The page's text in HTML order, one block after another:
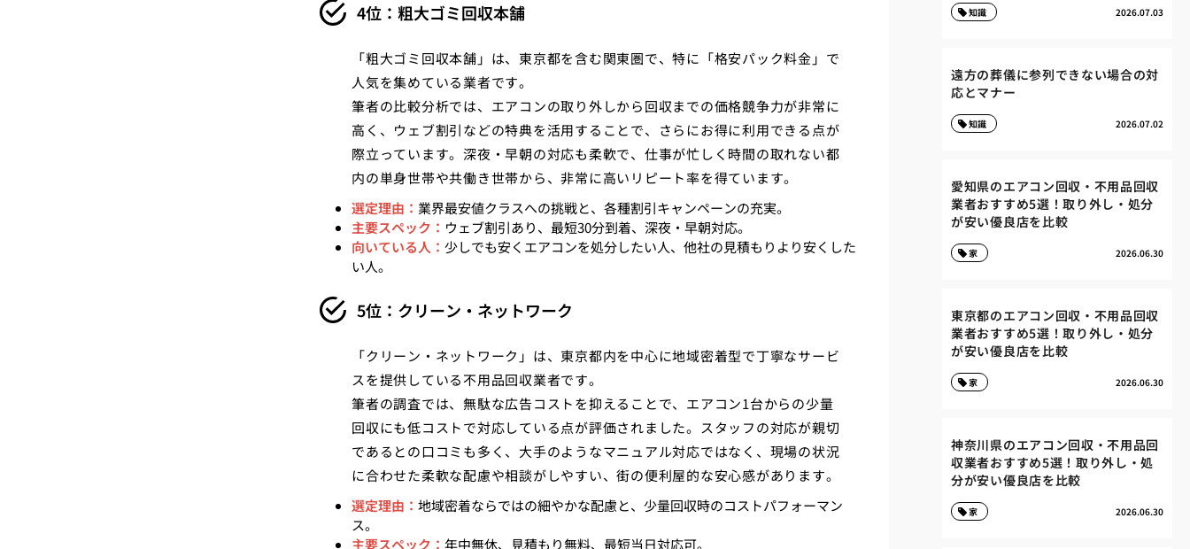
4位：粗大ゴミ回収本舗
「粗大ゴミ回収本舗」は、東京都を含む関東圏で、特に「格安パック料金」で
人気を集めている業者です。
筆者の比較分析では、エアコンの取り外しから回収までの価格競争力が非常に
高く、ウェブ割引などの特典を活用することで、さらにお得に利用できる点が
際立っています。深夜・早朝の対応も柔軟で、仕事が忙しく時間の取れない都
内の単身世帯や共働き世帯から、非常に高いリピート率を得ています。
選定理由： 業界最安値クラスへの挑戦と、各種割引キャンペーンの充実。
主要スペック： ウェブ割引あり、最短30分到着、深夜・早朝対応。
向いている人： 少しでも安くエアコンを処分したい人、他社の見積もりより安くした
い人。
5位：クリーン・ネットワーク
「クリーン・ネットワーク」は、東京都内を中心に地域密着型で丁寧なサービ
スを提供している不用品回収業者です。
筆者の調査では、無駄な広告コストを抑えることで、エアコン1台からの少量
回収にも低コストで対応している点が評価されました。スタッフの対応が親切
であるとの口コミも多く、大手のようなマニュアル対応ではなく、現場の状況
に合わせた柔軟な配慮や相談がしやすい、街の便利屋的な安心感があります。
選定理由： 地域密着ならではの細やかな配慮と、少量回収時のコストパフォーマン
ス。
主要スペック： 年中無休、見積もり無料、最短当日対応可。
2026.07.03
知識
遠方の葬儀に参列できない場合の対
応とマナー
2026.07.02
知識
愛知県のエアコン回収・不用品回収
業者おすすめ5選！取り外し・処分
が安い優良店を比較
2026.06.30
家
東京都のエアコン回収・不用品回収
業者おすすめ5選！取り外し・処分
が安い優良店を比較
2026.06.30
家
神奈川県のエアコン回収・不用品回
収業者おすすめ5選！取り外し・処
分が安い優良店を比較
2026.06.30
家